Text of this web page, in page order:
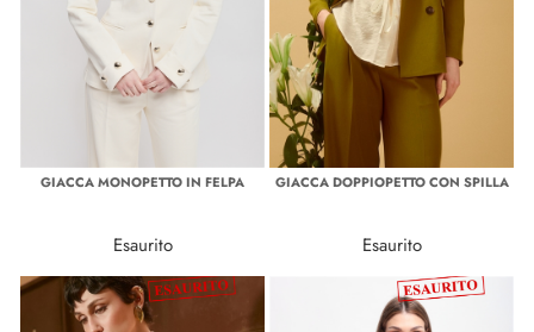
GIACCA MONOPETTO IN FELPA
Esaurito
GIACCA DOPPIOPETTO CON SPILLA
Esaurito